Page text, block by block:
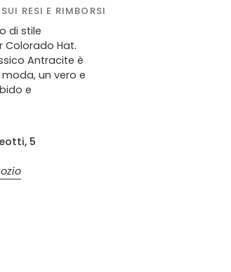
RESI E RIMBORSI
di stile
Colorado Hat.
Antracite è
un vero e
e
5